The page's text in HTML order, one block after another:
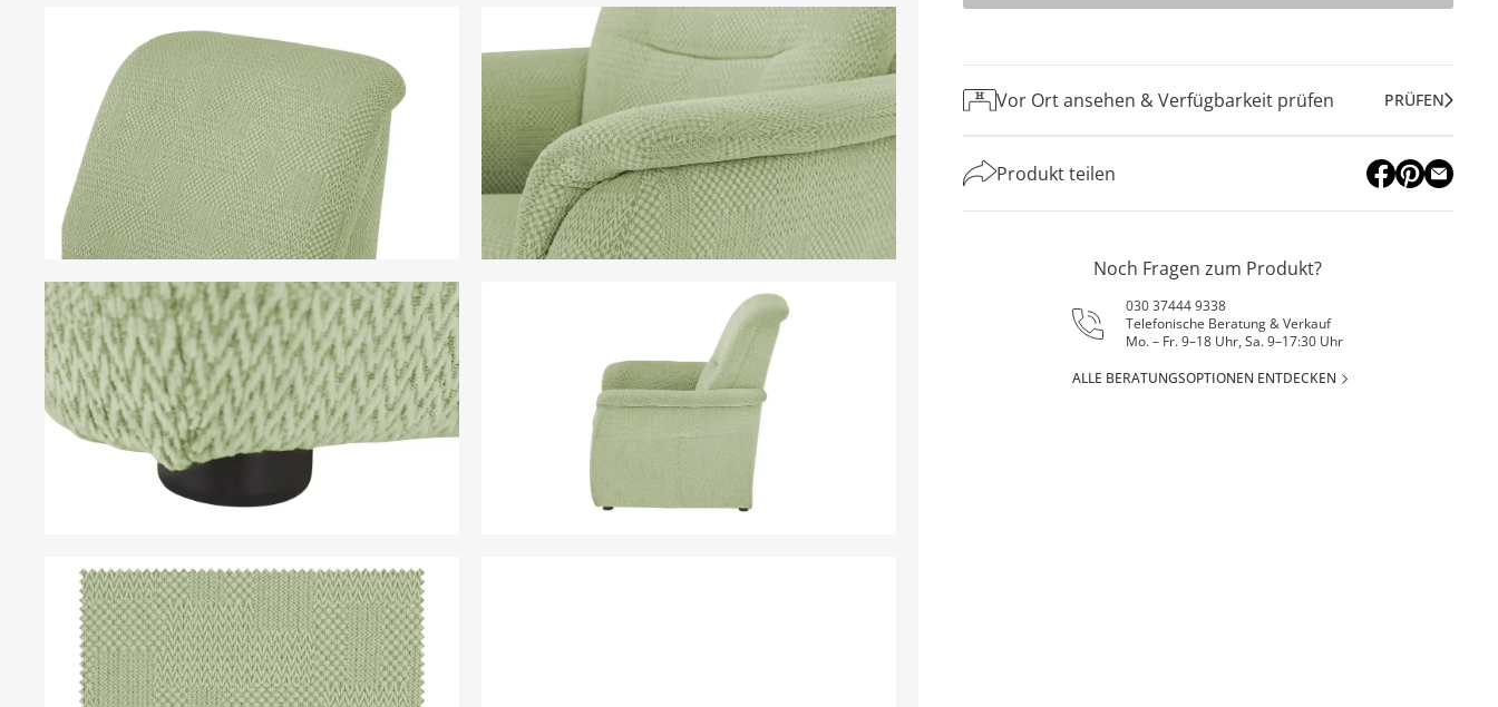
Vor Ort ansehen & Verfügbarkeit prüfen PRÜFEN
Produkt teilen
Noch Fragen zum Produkt?
030 37444 9338
Telefonische Beratung & Verkauf
Mo. – Fr. 9–18 Uhr, Sa. 9–17:30 Uhr
ALLE BERATUNGSOPTIONEN ENTDECKEN